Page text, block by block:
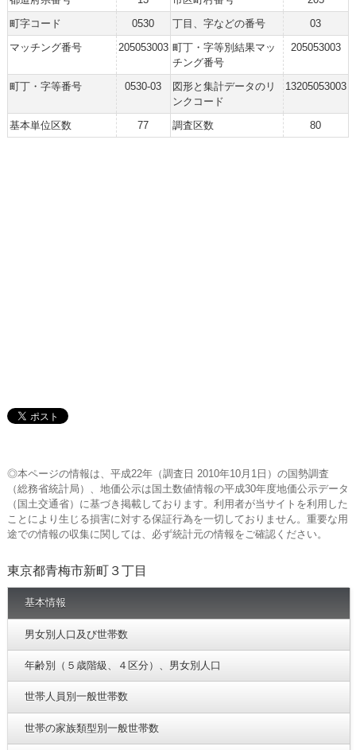
町字コード
0530 丁目、字などの番号
03
マッチング番号
205053003 町丁・字等別結果マッ
チング番号
205053003
町丁・字等番号 0530-03
図形と集計データのリ
ンクコード
13205053003
基本単位区数 77 調査区数 80
◎本ページの情報は、平成22年（調査日 2010年10月1日）の国勢調査
（総務省統計局）、地価公示は国土数値情報の平成30年度地価公示データ
（国土交通省）に基づき掲載しております。利用者が当サイトを利用した
ことにより生じる損害に対する保証行為を一切しておりません。重要な用
途での情報の収集に関しては、必ず統計元の情報をご確認ください。
東京都青梅市新町３丁目
基本情報
男女別人口及び世帯数
年齢別（５歳階級、４区分）、男女別人口
世帯人員別一般世帯数
世帯の家族類型別一般世帯数